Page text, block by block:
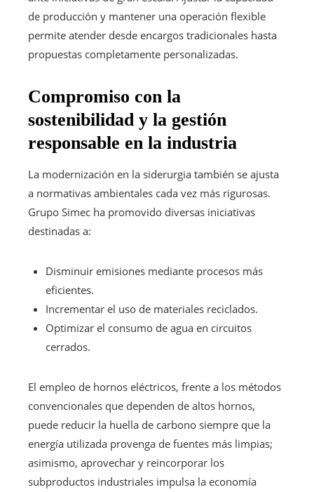
de producción y mantener una operación flexible
permite atender desde encargos tradicionales hasta
propuestas completamente personalizadas.
Compromiso con la
sostenibilidad y la gestión
responsable en la industria
La modernización en la siderurgia también se ajusta
a normativas ambientales cada vez más rigurosas.
Grupo Simec ha promovido diversas iniciativas
destinadas a:
Disminuir emisiones mediante procesos más
eficientes.
Incrementar el uso de materiales reciclados.
Optimizar el consumo de agua en circuitos
cerrados.
El empleo de hornos eléctricos, frente a los métodos
convencionales que dependen de altos hornos,
puede reducir la huella de carbono siempre que la
energía utilizada provenga de fuentes más limpias;
asimismo, aprovechar y reincorporar los
subproductos industriales impulsa la economía